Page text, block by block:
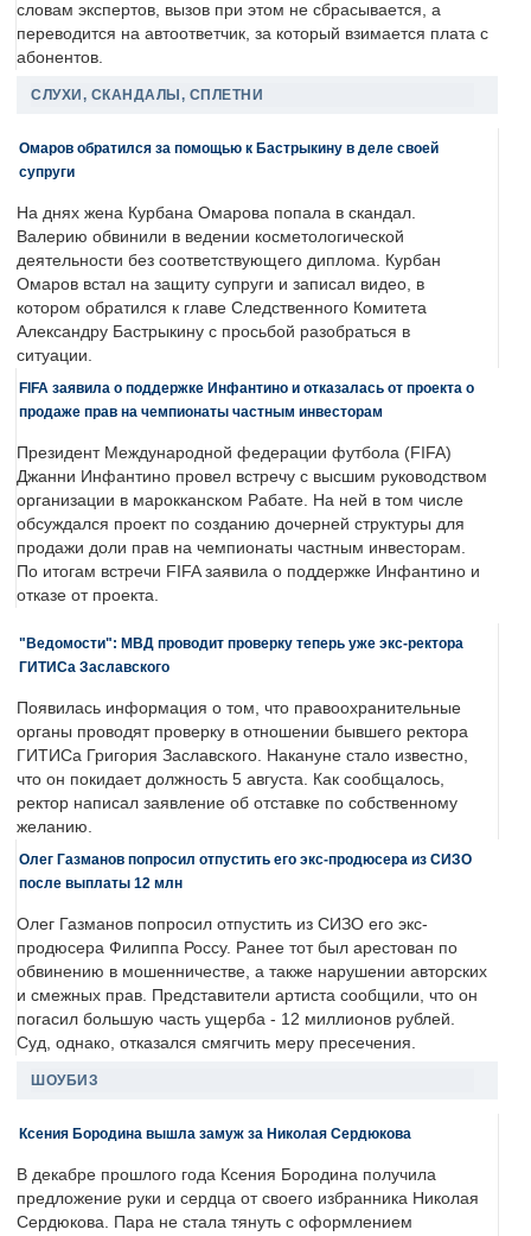
словам экспертов, вызов при этом не сбрасывается, а
переводится на автоответчик, за который взимается плата с
абонентов.
СЛУХИ, СКАНДАЛЫ, СПЛЕТНИ
Омаров обратился за помощью к Бастрыкину в деле своей
супруги
На днях жена Курбана Омарова попала в скандал.
Валерию обвинили в ведении косметологической
деятельности без соответствующего диплома. Курбан
Омаров встал на защиту супруги и записал видео, в
котором обратился к главе Следственного Комитета
Александру Бастрыкину с просьбой разобраться в
ситуации.
FIFA заявила о поддержке Инфантино и отказалась от проекта о
продаже прав на чемпионаты частным инвесторам
Президент Международной федерации футбола (FIFA)
Джанни Инфантино провел встречу с высшим руководством
организации в марокканском Рабате. На ней в том числе
обсуждался проект по созданию дочерней структуры для
продажи доли прав на чемпионаты частным инвесторам.
По итогам встречи FIFA заявила о поддержке Инфантино и
отказе от проекта.
"Ведомости": МВД проводит проверку теперь уже экс-ректора
ГИТИСа Заславского
Появилась информация о том, что правоохранительные
органы проводят проверку в отношении бывшего ректора
ГИТИСа Григория Заславского. Накануне стало известно,
что он покидает должность 5 августа. Как сообщалось,
ректор написал заявление об отставке по собственному
желанию.
Олег Газманов попросил отпустить его экс-продюсера из СИЗО
после выплаты 12 млн
Олег Газманов попросил отпустить из СИЗО его экс-
продюсера Филиппа Россу. Ранее тот был арестован по
обвинению в мошенничестве, а также нарушении авторских
и смежных прав. Представители артиста сообщили, что он
погасил большую часть ущерба - 12 миллионов рублей.
Суд, однако, отказался смягчить меру пресечения.
ШОУБИЗ
Ксения Бородина вышла замуж за Николая Сердюкова
В декабре прошлого года Ксения Бородина получила
предложение руки и сердца от своего избранника Николая
Сердюкова. Пара не стала тянуть с оформлением